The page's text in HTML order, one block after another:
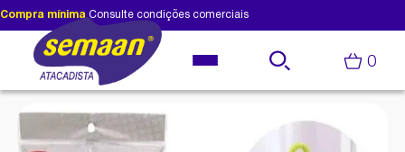
Compra mínima Consulte condições comerciais
0